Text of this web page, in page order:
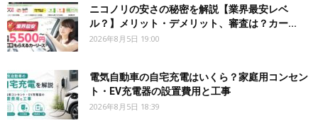
ニコノリの安さの秘密を解説【業界最安レベ
ル？】メリット・デメリット、審査は？カー...
2026年8月5日 19:00
電気自動車の自宅充電はいくら？家庭用コンセン
ト・EV充電器の設置費用と工事
2026年8月5日 18:39